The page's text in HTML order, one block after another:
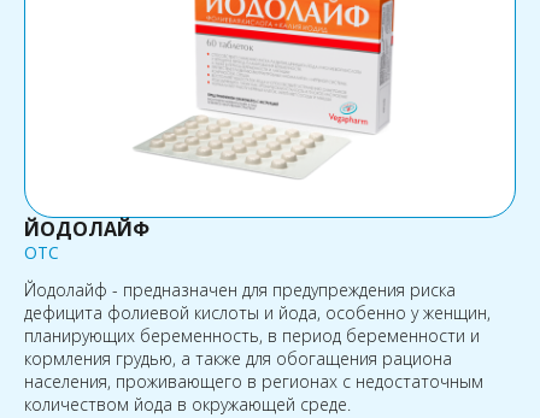
ЙОДОЛАЙФ
OTC
Йодолайф - предназначен для предупреждения риска
дефицита фолиевой кислоты и йода, особенно у женщин,
планирующих беременность, в период беременности и
кормления грудью, а также для обогащения рациона
населения, проживающего в регионах с недостаточным
количеством йода в окружающей среде.